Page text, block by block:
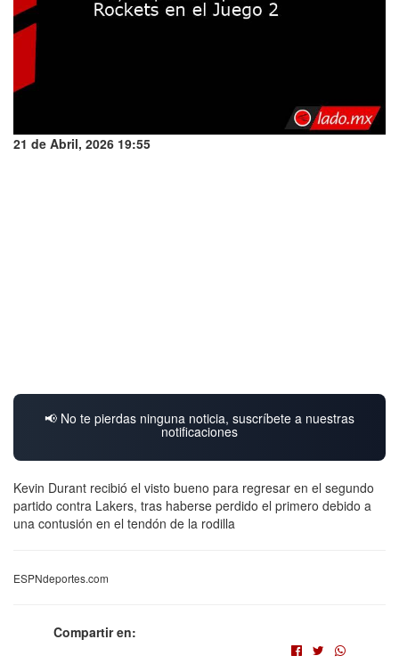
21 de Abril, 2026 19:55
📢 No te pierdas ninguna noticia, suscríbete a nuestras
notificaciones
Kevin Durant recibió el visto bueno para regresar en el segundo
partido contra Lakers, tras haberse perdido el primero debido a
una contusión en el tendón de la rodilla
ESPNdeportes.com
Compartir en: